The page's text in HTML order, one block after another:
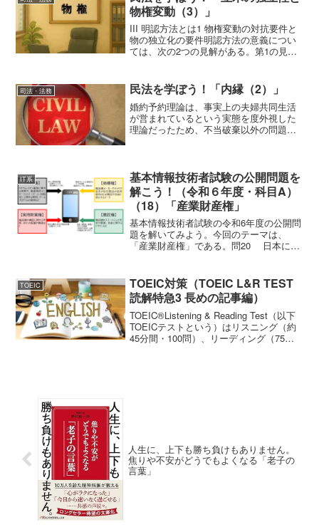
語...
物権変動（3）」
III 明認方法とは1 物権変動の対抗要件と
物の独立化の要件明認方法の意義につい
ては、次の2つの見解がある。第1の見解
である。 すなわち、 土地に生立する立木
が売却さ...
司法・法務 民法を学ぼう！「内縁（2）」
婚約予約理論は、事実上の夫婦共同生活
が営まれているという実態を度外視した
理論だったため、不当破棄以外の問題に
婚姻に準ずる関係と捉えて...
IT系
基本情報技術者試験の公開問題を
解こう！（令和６年度・科目A）
（18）「産業財産権」
基本情報技術者試験の令和6年度の公開問
題を解いてみよう。今回のテーマは、
「産業財産権」である。問20 日本にお
商標権，特許権イ 意匠権，実用新案
権，著作権，特許権...
TOEIC
TOEIC対策（TOEIC L&R TEST
読解特急3 長めの記事編）
TOEIC®Listening & Reading Test（以下
TOEICテストという）はリスニング（約
45分間・100問）、リーディング（75分
人生に、上下も勝ち負けもありません。
焦りや不安がどうでもよくなる「老子の
言葉」